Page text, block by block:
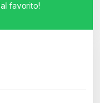
favorito!